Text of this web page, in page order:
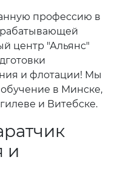
профессию в
центр "Альянс"
и флотации! Мы
в Минске,
и Витебске.
и